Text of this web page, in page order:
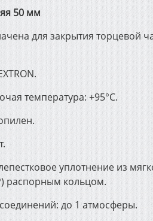
50 мм
для закрытия торцевой
температура: +95°С.
уплотнение из
распорным кольцом.
до 1 атмосферы.